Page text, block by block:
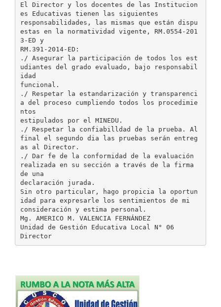
El Director y los docentes de las Institucion
es Educativas tienen las siguientes
responsabilidades, las mismas que están dispu
estas en la normatividad vigente, RM.0554-201
3-ED y
RM.391-2014-ED:
./ Asegurar la participación de todos los est
udiantes del grado evaluado, bajo responsabil
idad
funcional.
./ Respetar la estandarización y transparenci
a del proceso cumpliendo todos los procedimie
ntos
estipulados por el MINEDU.
./ Respetar la confiabilldad de la prueba. Al
final el segundo dia las pruebas serán entreg
as al Director.
./ Dar fe de la conformidad de la evaluación
realizada en su sección a través de la firma
de una
declaración jurada.
Sin otro particular, hago propicia la oportun
idad para expresarle los sentimientos de mi
consideración y estima personal.
Mg. AMERICO M. VALENCIA FERNÁNDEZ
Unidad de Gestión Educativa Local N° 06
Director